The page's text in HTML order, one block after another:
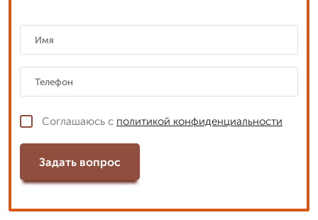
Соглашаюсь с политикой конфиденциальности
Задать вопрос